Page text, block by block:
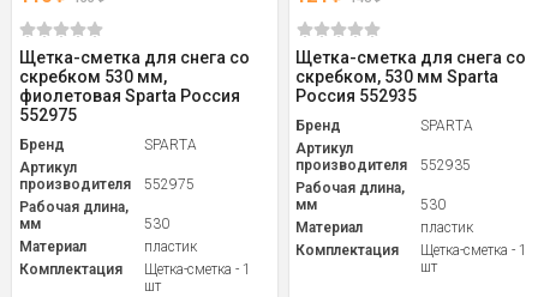
Щетка-сметка для снега со
скребком 530 мм,
фиолетовая Sparta Россия
552975
Бренд
SPARTA
Артикул
производителя
552975
Рабочая длина,
мм
530
Материал
пластик
Комплектация
Щетка-сметка - 1
шт
Щетка-сметка для снега со
скребком, 530 мм Sparta
Россия 552935
Бренд
SPARTA
Артикул
производителя
552935
Рабочая длина,
мм
530
Материал
пластик
Комплектация
Щетка-сметка - 1
шт